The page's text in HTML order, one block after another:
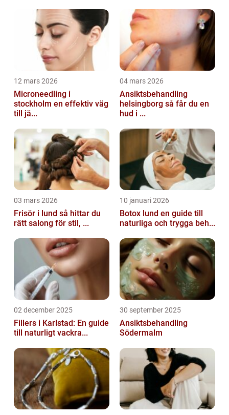
12 mars 2026
Microneedling i
stockholm en effektiv väg
till jä...
04 mars 2026
Ansiktsbehandling
helsingborg så får du en
hud i ...
03 mars 2026
Frisör i lund så hittar du
rätt salong för stil, ...
10 januari 2026
Botox lund en guide till
naturliga och trygga beh...
02 december 2025
Fillers i Karlstad: En guide
till naturligt vackra...
30 september 2025
Ansiktsbehandling
Södermalm